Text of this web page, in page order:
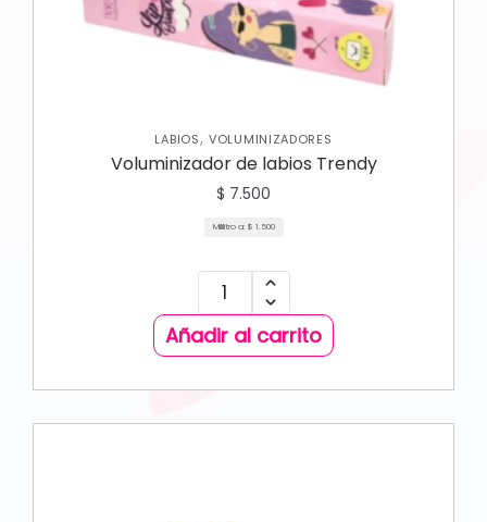
LABIOS,VOLUMINIZADORES
Voluminizador de labios Trendy
$ 7.500
Mililitro a: $ 1.500
Añadir al carrito